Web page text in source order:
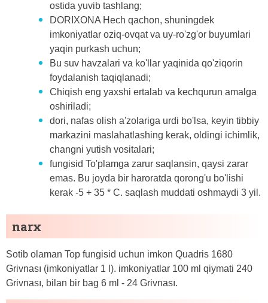
ostida yuvib tashlang;
DORIXONA Hech qachon, shuningdek
imkoniyatlar oziq-ovqat va uy-ro'zg'or buyumlari
yaqin purkash uchun;
Bu suv havzalari va ko'llar yaqinida qo'ziqorin
foydalanish taqiqlanadi;
Chiqish eng yaxshi ertalab va kechqurun amalga
oshiriladi;
dori, nafas olish a'zolariga urdi bo'lsa, keyin tibbiy
markazini maslahatlashing kerak, oldingi ichimlik,
changni yutish vositalari;
fungisid To'plamga zarur saqlansin, qaysi zarar
emas. Bu joyda bir haroratda qorong'u bo'lishi
kerak -5 + 35 * C. saqlash muddati oshmaydi 3 yil.
narx
Sotib olaman Top fungisid uchun imkon Quadris 1680
Grivnası (imkoniyatlar 1 l). imkoniyatlar 100 ml qiymati 240
Grivnası, bilan bir bag 6 ml - 24 Grivnası.